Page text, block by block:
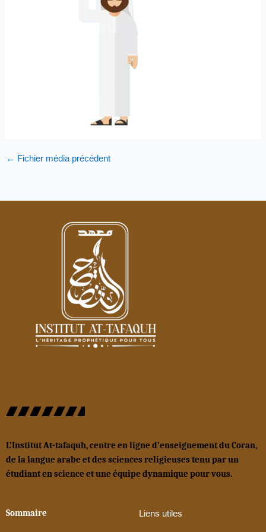
← Fichier média précédent
L’Institut At-tafaquh, centre en ligne d’enseignement du Coran,
de la langue arabe et des sciences religieuses tenu par un
étudiant en science et une équipe dynamique pour vous.
Sommaire Liens utiles